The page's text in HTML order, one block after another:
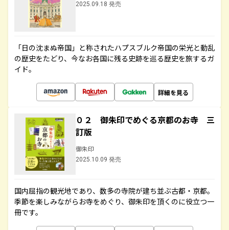
2025.09.18 発売
「日の沈まぬ帝国」と称されたハプスブルク帝国の栄光と動乱
の歴史をたどり、今なお各国に残る史跡を巡る歴史を旅するガ
イド。
詳細を見る
０２ 御朱印でめぐる京都のお寺 三
訂版
御朱印
2025.10.09 発売
国内屈指の観光地であり、数多の寺院が建ち並ぶ古都・京都。
季節を楽しみながらお寺をめぐり、御朱印を頂くのに役立つ一
冊です。